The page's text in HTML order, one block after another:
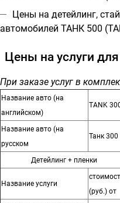
Цены на детейлинг,
автомобилей ТАНК 500
Цены на услуги
При заказе услуг в
Название авто (на
английском)
TANK
Название авто (на
русском
Танк 300
Детейлинг + пленки
Название услуги
(руб.) от